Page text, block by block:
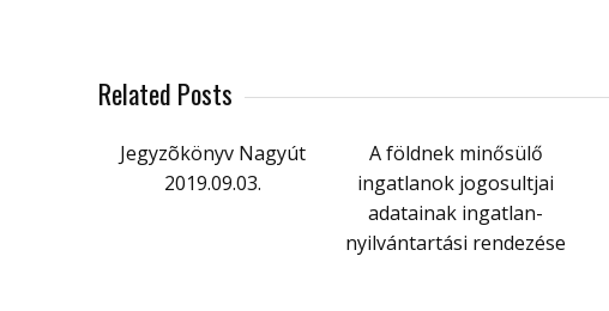
Related Posts
Jegyzõkönyv Nagyút
2019.09.03.
A földnek minősülő
ingatlanok jogosultjai
adatainak ingatlan-
nyilvántartási rendezése